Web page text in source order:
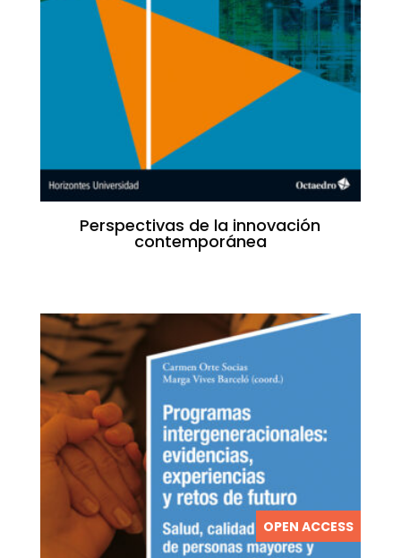
Perspectivas de la innovación
contemporánea
OPEN ACCESS